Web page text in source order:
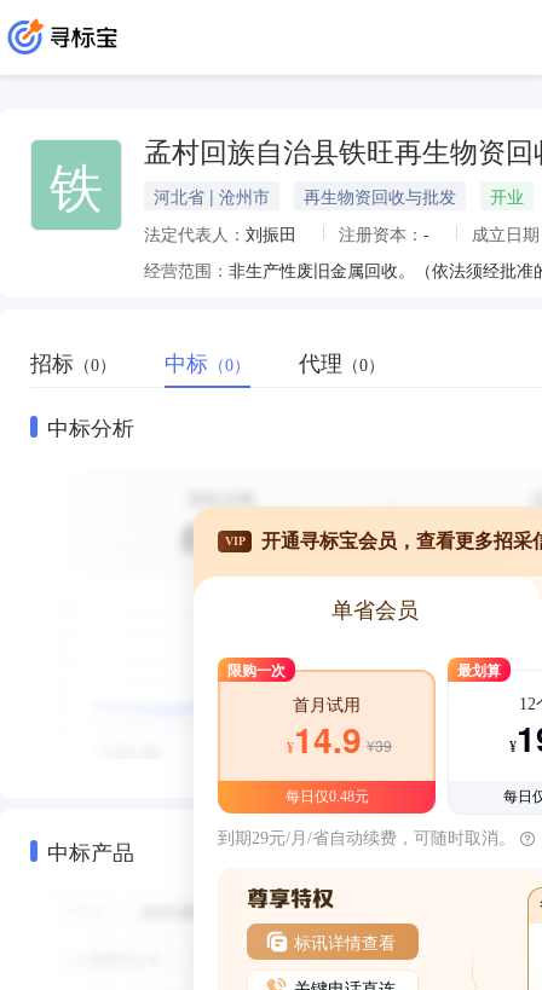
铁 孟村回族自治县铁旺再生物资回
河北省 | 沧州市 再生物资回收与批发
开业
法定代表人： 刘振田 注册资本： -
成立日
经营范围： 非生产性废旧金属回收。（依法须经批
招标 （0） 中标 （0） 代理 （0）
中标分析
中标产品
VIP 开通寻标宝会员，查看更多招采
单省会员
限购一次
首月试用
¥14.9 ¥39
每日仅0.48元
最划算
12
¥
每日
到期29元/月/省自动续费，可随时取消。
标讯详情查看